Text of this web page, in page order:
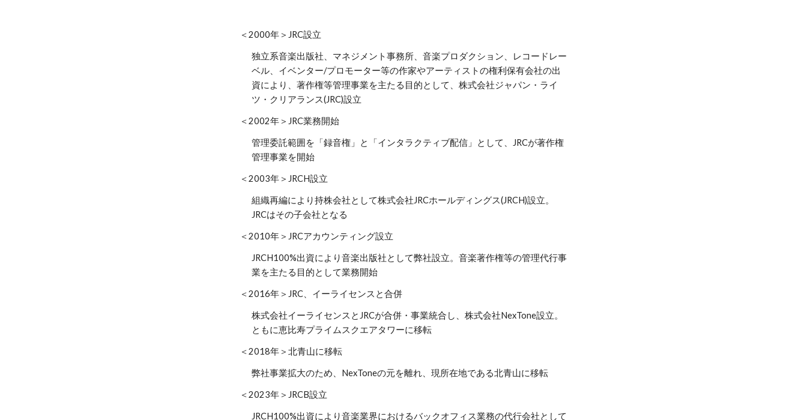
＜2000年＞JRC設立
独立系音楽出版社、マネジメント事務所、音楽プロダクション、レコードレー
ベル、イベンター/プロモーター等の作家やアーティストの権利保有会社の出
資により、著作権等管理事業を主たる目的として、株式会社ジャパン・ライ
ツ・クリアランス(JRC)設立
＜2002年＞JRC業務開始
管理委託範囲を「録音権」と「インタラクティブ配信」として、JRCが著作権
管理事業を開始
＜2003年＞JRCH設立
組織再編により持株会社として株式会社JRCホールディングス(JRCH)設立。
JRCはその子会社となる
＜2010年＞JRCアカウンティング設立
JRCH100%出資により音楽出版社として弊社設立。音楽著作権等の管理代行事
業を主たる目的として業務開始
＜2016年＞JRC、イーライセンスと合併
株式会社イーライセンスとJRCが合併・事業統合し、株式会社NexTone設立。
ともに恵比寿プライムスクエアタワーに移転
＜2018年＞北青山に移転
弊社事業拡大のため、NexToneの元を離れ、現所在地である北青山に移転
＜2023年＞JRCB設立
JRCH100%出資により音楽業界におけるバックオフィス業務の代行会社として